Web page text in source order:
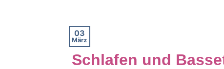
03
März
Schlafen und